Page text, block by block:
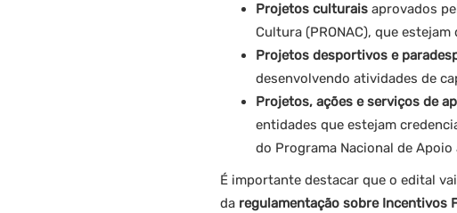
Projetos culturais aprovados
Cultura (PRONAC), que
Projetos desportivos e
desenvolvendo atividades de
Projetos, ações e serviços de
entidades que estejam
do Programa Nacional de Apoio
É importante destacar que o edital
da regulamentação sobre Incentivos